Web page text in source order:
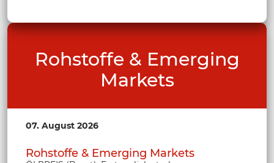
Rohstoffe & Emerging
Markets
07. August 2026
Rohstoffe & Emerging Markets